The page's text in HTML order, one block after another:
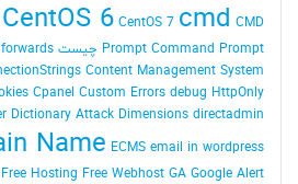
CentOS 6 CentOS 7 cmd CMD چیست
Prompt Command Prompt چیست
Content Management System
Cpanel Custom Errors debug HttpOnly
Dictionary Attack Dimensions directadmin
Name ECMS email in wordpress
Free Hosting Free Webhost GA Google Alert